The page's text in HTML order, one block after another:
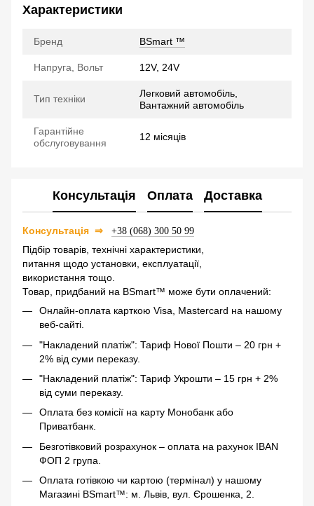
Характеристики
Бренд BSmart ™
Напруга, Вольт 12V, 24V
Тип техніки
Легковий автомобіль,
Вантажний автомобіль
Гарантійне
обслуговування
12 місяців
Консультація Оплата Доставка
Консультація ⇒ +38 (068) 300 50 99
Підбір товарів, технічні характеристики,
питання щодо установки, експлуатації,
використання тощо.
Товар, придбаний на BSmart™ може бути оплачений:
Онлайн-оплата карткою Visa, Mastercard на нашому
веб-сайті.
"Накладений платіж": Тариф Нової Пошти – 20 грн +
2% від суми переказу.
"Накладений платіж": Тариф Укрошти – 15 грн + 2%
від суми переказу.
Оплата без комісії на карту Монобанк або
Приватбанк.
Безготівковий розрахунок – оплата на рахунок IBAN
ФОП 2 група.
Оплата готівкою чи картою (термінал) у нашому
Магазині BSmart™: м. Львів, вул. Єрошенка, 2.